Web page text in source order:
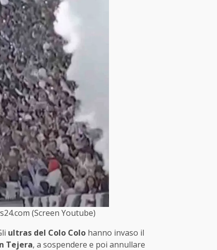
(Screen Youtube)
ultras del Colo Colo hanno invaso il
Tejera, a sospendere e poi annullare